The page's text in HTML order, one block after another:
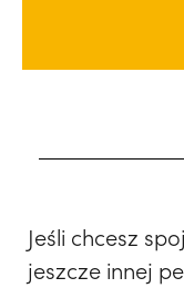
Jeśli chcesz
jeszcze innej